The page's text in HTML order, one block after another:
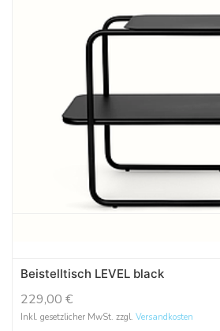
Beistelltisch LEVEL black
229,00 €
Inkl. gesetzlicher MwSt. zzgl. Versandkosten